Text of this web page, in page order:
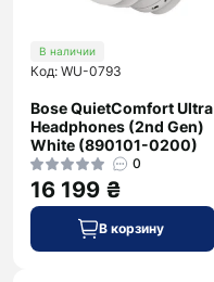
В наличии
Код: WU-0793
Bose QuietComfort Ultra
Headphones (2nd Gen)
White (890101-0200)
0
16 199 ₴
В корзину